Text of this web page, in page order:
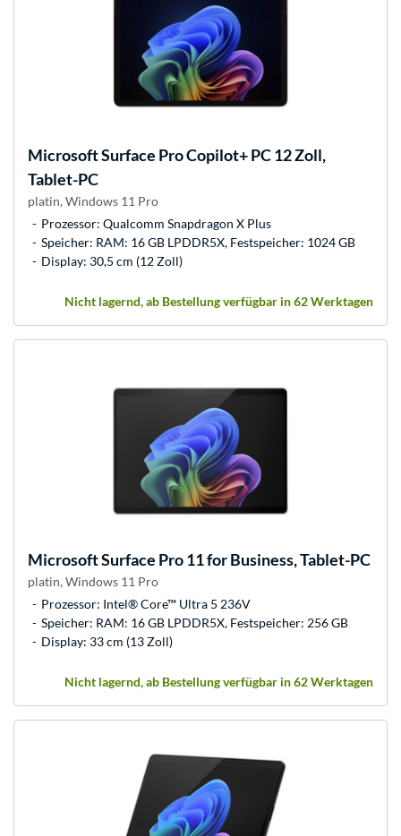
MicrosoftSurface Pro Copilot+ PC 12 Zoll,
Tablet-PC
platin, Windows 11 Pro
Prozessor: Qualcomm Snapdragon X Plus
Speicher: RAM: 16 GB LPDDR5X, Festspeicher: 1024 GB
Display: 30,5 cm (12 Zoll)
Nicht lagernd, ab Bestellung verfügbar in 62 Werktagen
MicrosoftSurface Pro 11 for Business, Tablet-PC
platin, Windows 11 Pro
Prozessor: Intel® Core™ Ultra 5 236V
Speicher: RAM: 16 GB LPDDR5X, Festspeicher: 256 GB
Display: 33 cm (13 Zoll)
Nicht lagernd, ab Bestellung verfügbar in 62 Werktagen